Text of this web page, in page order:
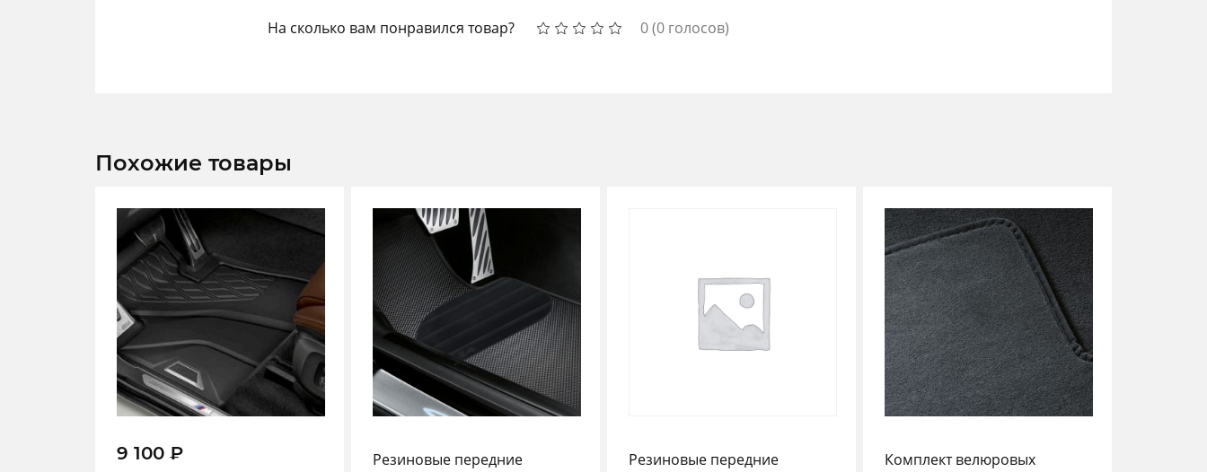
На сколько вам понравился товар? 0(0 голосов)
Похожие товары
9 100 ₽
Резиновые передние
Резиновые передние
Комплект велюровых